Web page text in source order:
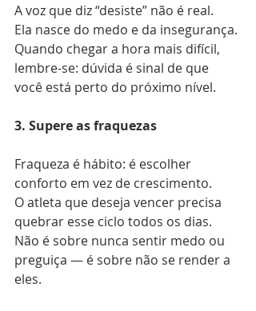
A voz que diz “desiste” não é real.
Ela nasce do medo e da insegurança.
Quando chegar a hora mais difícil,
lembre-se: dúvida é sinal de que
você está perto do próximo nível.
3. Supere as fraquezas
Fraqueza é hábito: é escolher
conforto em vez de crescimento.
O atleta que deseja vencer precisa
quebrar esse ciclo todos os dias.
Não é sobre nunca sentir medo ou
preguiça — é sobre não se render a
eles.